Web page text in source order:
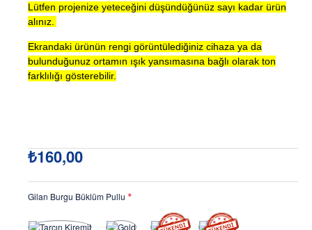
₺160,00
Lütfen projenize yeteceğini düşündüğünüz sayı kadar ürün
alınız.
Ekrandaki ürünün rengi görüntülediğiniz cihaza ya da
bulunduğunuz ortamın ışık yansımasına bağlı olarak ton
farklılığı gösterebilir.
Gilan Burgu Büklüm Pullu